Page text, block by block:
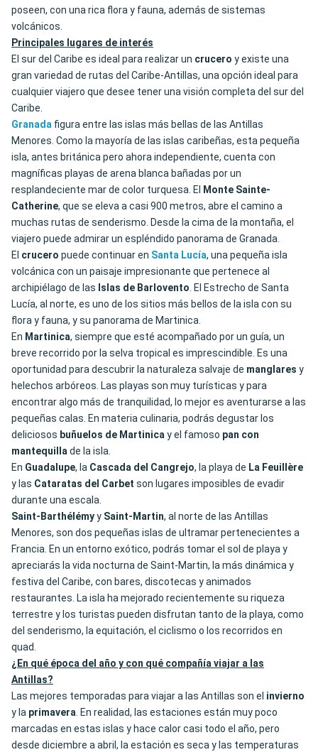
poseen, con una rica flora y fauna, además de sistemas
volcánicos.
Principales lugares de interés
El sur del Caribe es ideal para realizar un crucero y existe una
gran variedad de rutas del Caribe-Antillas, una opción ideal para
cualquier viajero que desee tener una visión completa del sur del
Caribe.
Granada figura entre las islas más bellas de las Antillas
Menores. Como la mayoría de las islas caribeñas, esta pequeña
isla, antes británica pero ahora independiente, cuenta con
magníficas playas de arena blanca bañadas por un
resplandeciente mar de color turquesa. El
Monte Sainte-
Catherine, que se eleva a casi 900 metros, abre el camino a
muchas rutas de senderismo. Desde la cima de la montaña, el
viajero puede admirar un espléndido panorama de Granada.
El crucero puede continuar en Santa Lucía, una pequeña isla
volcánica con un paisaje impresionante que pertenece al
archipiélago de las Islas de Barlovento. El Estrecho de Santa
Lucía, al norte, es uno de los sitios más bellos de la isla con su
flora y fauna, y su panorama de Martinica.
En Martinica, siempre que esté acompañado por un guía, un
breve recorrido por la selva tropical es imprescindible. Es una
oportunidad para descubrir la naturaleza salvaje de manglares y
helechos arbóreos. Las playas son muy turísticas y para
encontrar algo más de tranquilidad, lo mejor es aventurarse a las
pequeñas calas. En materia culinaria, podrás degustar los
deliciosos buñuelos de Martinicay el famoso pan con
mantequillade la isla.
En Guadalupe, la Cascada del Cangrejo, la playa de La Feuillère
y las Cataratas del Carbet son lugares imposibles de evadir
durante una escala.
Saint-Barthélémyy Saint-Martin, al norte de las Antillas
Menores, son dos pequeñas islas de ultramar pertenecientes a
Francia. En un entorno exótico, podrás tomar el sol de playa y
apreciarás la vida nocturna de Saint-Martin, la más dinámica y
festiva del Caribe, con bares, discotecas y animados
restaurantes. La isla ha mejorado recientemente su riqueza
terrestre y los turistas pueden disfrutan tanto de la playa, como
del senderismo, la equitación, el ciclismo o los recorridos en
quad.
¿En qué época del año y con qué compañía viajar a las
Antillas?
Las mejores temporadas para viajar a las Antillas son el invierno
y la primavera. En realidad, las estaciones están muy poco
marcadas en estas islas y hace calor casi todo el año, pero
desde diciembre a abril, la estación es seca y las temperaturas